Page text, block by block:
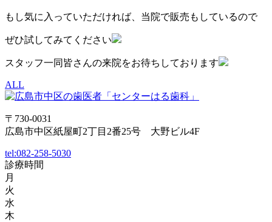
もし気に入っていただければ、当院で販売もしているので
ぜひ試してみてください
スタッフ一同皆さんの来院をお待ちしております
ALL
〒730-0031
広島市中区紙屋町2丁目2番25号 大野ビル4F
tel:082-258-5030
診療時間
月
火
水
木